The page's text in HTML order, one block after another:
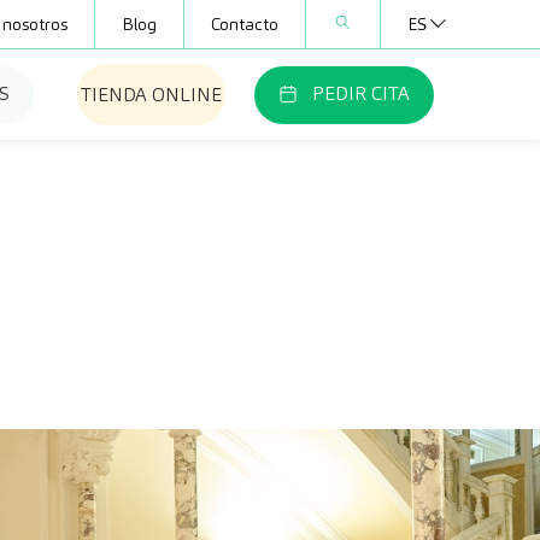
Blog Contacto ES
TIENDA ONLINE PEDIR CITA